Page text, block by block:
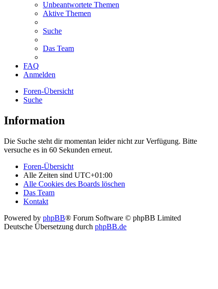
Unbeantwortete Themen
Aktive Themen
Suche
Das Team
FAQ
Anmelden
Foren-Übersicht
Suche
Information
Die Suche steht dir momentan leider nicht zur Verfügung. Bitte
versuche es in 60 Sekunden erneut.
Foren-Übersicht
Alle Zeiten sind UTC+01:00
Alle Cookies des Boards löschen
Das Team
Kontakt
Powered by phpBB® Forum Software © phpBB Limited
Deutsche Übersetzung durch phpBB.de